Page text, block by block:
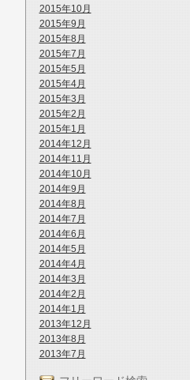
2015年10月
2015年9月
2015年8月
2015年7月
2015年5月
2015年4月
2015年3月
2015年2月
2015年1月
2014年12月
2014年11月
2014年10月
2014年9月
2014年8月
2014年7月
2014年6月
2014年5月
2014年4月
2014年3月
2014年2月
2014年1月
2013年12月
2013年8月
2013年7月